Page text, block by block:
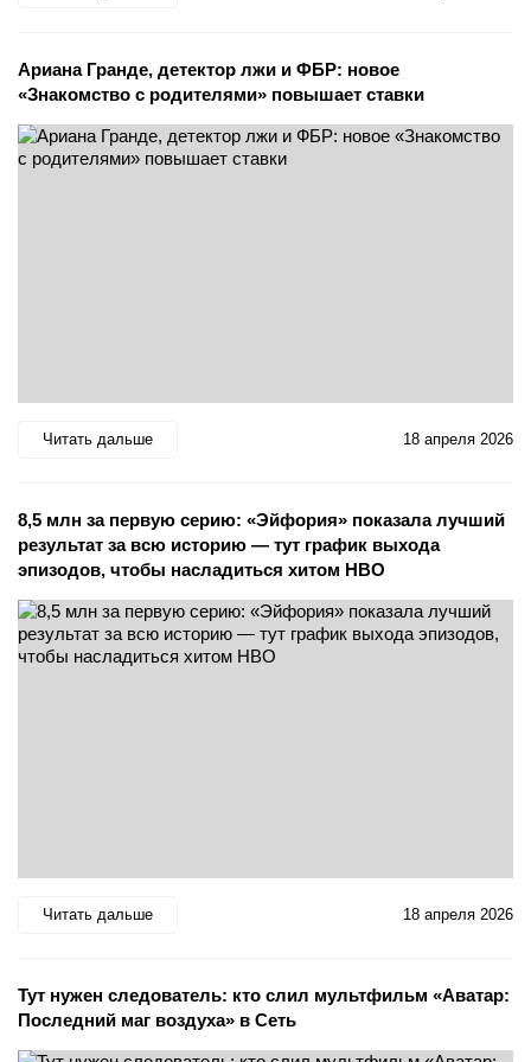
Ариана Гранде, детектор лжи и ФБР: новое
«Знакомство с родителями» повышает ставки
Читать дальше 18 апреля 2026
8,5 млн за первую серию: «Эйфория» показала лучший
результат за всю историю — тут график выхода
эпизодов, чтобы насладиться хитом HBO
Читать дальше 18 апреля 2026
Тут нужен следователь: кто слил мультфильм «Аватар:
Последний маг воздуха» в Сеть